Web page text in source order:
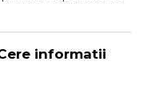
informatii